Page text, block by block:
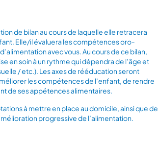
de bilan au cours de laquelle elle retracera
Elle/il évaluera les compétences oro-
avec vous. Au cours de ce bilan,
en soin à un rythme qui dépendra de l’âge et
/ etc.). Les axes de rééducation seront
les compétences de l’enfant, de rendre
de ses appétences alimentaires.
à mettre en place au domicile, ainsi que de
progressive de l’alimentation.